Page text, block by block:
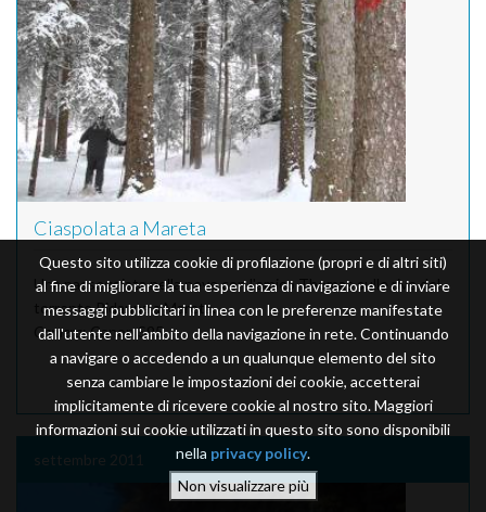
Ciaspolata a Mareta
Una passeggiata nella neve con l'amico Thomas sulle rive del
torrente Ridanna a Mareta.
Camera: Canon S95
settembre 2011
Questo sito utilizza cookie di profilazione (propri e di altri siti)
al fine di migliorare la tua esperienza di navigazione e di inviare
messaggi pubblicitari in linea con le preferenze manifestate
dall'utente nell'ambito della navigazione in rete. Continuando
a navigare o accedendo a un qualunque elemento del sito
senza cambiare le impostazioni dei cookie, accetterai
implicitamente di ricevere cookie al nostro sito. Maggiori
informazioni sui cookie utilizzati in questo sito sono disponibili
nella privacy policy.